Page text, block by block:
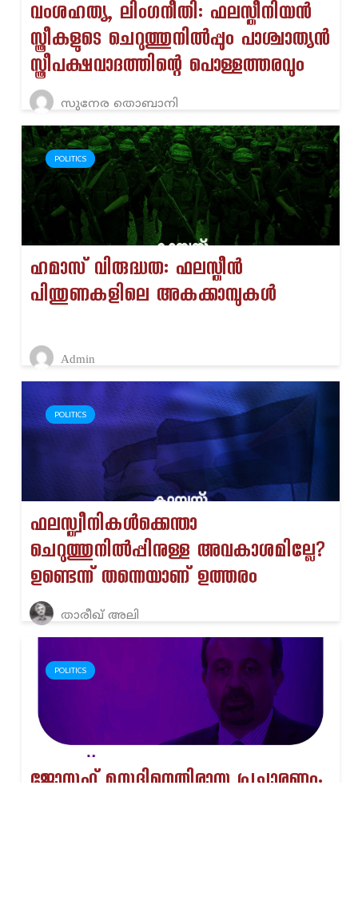
വംശഹത്യ, ലിംഗനീതി: ഫലസ്തീനിയൻ
സ്ത്രീകളുടെ ചെറുത്തുനിൽപ്പും പാശ്ചാത്യൻ
സ്ത്രീപക്ഷവാദത്തിന്റെ പൊള്ളത്തരവും
സുനേര തൊബാനി
POLITICS
ഹമാസ് വിരുദ്ധത: ഫലസ്തീൻ
പിന്തുണകളിലെ അകക്കാമ്പുകൾ
Admin
POLITICS
ഫലസ്ത്വീനികൾക്കെന്താ
ചെറുത്തുനിൽപ്പിനുള്ള അവകാശമില്ലേ?
ഉണ്ടെന്ന് തന്നെയാണ് ഉത്തരം
താരീഖ് അലി
POLITICS
ജോസഫ് മസദിനെതിരായ പ്രചാരണം;